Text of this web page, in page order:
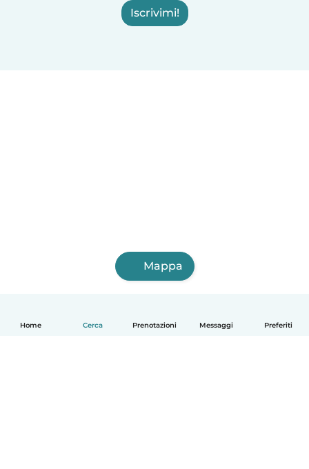
Home Cerca Prenotazioni Messaggi Preferiti
Iscrivimi!
Mappa